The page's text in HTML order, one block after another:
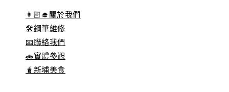
👩🏻‍🎓關於我們
🛠️鋼筆維修
📧聯絡我們
🚗實體參觀
🧋新埔美食